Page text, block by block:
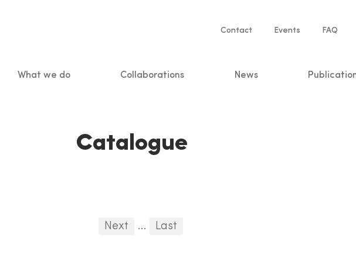
Service
Contact Events FAQ
What we do Collaborations News
Catalogue
First
Previous
Next ... Last